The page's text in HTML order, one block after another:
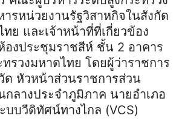
รหน่วยงานรัฐวิสาหกิจในสังกัด
ทย และเจ้าหน้าที่ที่เกี่ยวข้อง
งประชุมราชสีห์ ชั้น 2 อาคาร
ทรวงมหาดไทย โดยผู้ว่าราชการ
ด หัวหน้าส่วนราชการส่วน
ลางประจำภูมิภาค นายอำเภอ
บบวีดิทัศน์ทางไกล (VCS)